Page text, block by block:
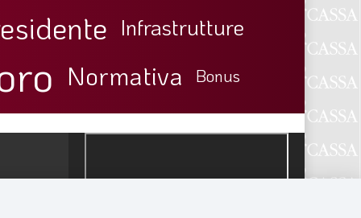
Infrastrutture
Normativa Bonus